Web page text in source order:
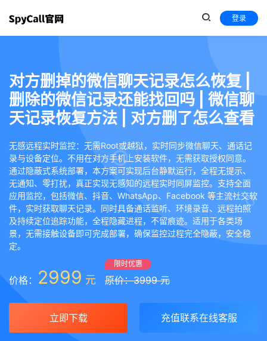
登录
对方删掉的微信聊天记录怎么恢复 |
删除的微信记录还能找回吗 | 微信聊
天记录恢复方法 | 对方删了怎么查看
无感远程实时监控：无需Root或越狱，实时同步微信聊天、通话记
录与设备定位。不用在对方手机上安装软件，无需获取授权同意。
通过隐蔽式系统部署，本方案可实现后台静默运行，全程无提示、
无通知、零打扰，真正实现无感知的远程实时同屏监控。支持全面
应用监控，包括微信、抖音、WhatsApp、Facebook 等主流社交软
件，实时获取聊天记录。同时具备通话监听、环境录音、远程拍照
及持续定位追踪功能，全程隐藏进程，不留痕迹。适用于各类场
景，无需接触设备即可完成部署，确保监控过程完全隐蔽，安全稳
定。
价格： 2999 元
限时优惠
原价：3999 元
立即下载 充值联系在线客服